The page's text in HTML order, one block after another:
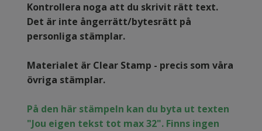
Kontrollera noga att du skrivit rätt text.
Det är inte ångerrätt/bytesrätt på
personliga stämplar.
Materialet är Clear Stamp - precis som våra
övriga stämplar.
På den här stämpeln kan du byta ut texten
"Jou eigen tekst tot max 32". Finns ingen